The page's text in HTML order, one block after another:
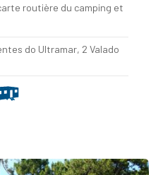
routière du camping et
do Ultramar, 2 Valado